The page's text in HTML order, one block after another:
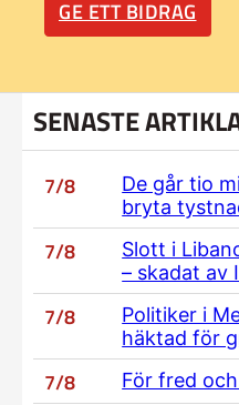
GE ETT BIDRAG
SENASTE
7/8
De går tio
bryta
7/8
Slott i
– skadat av
7/8
Politiker i
häktad för
7/8 För fred